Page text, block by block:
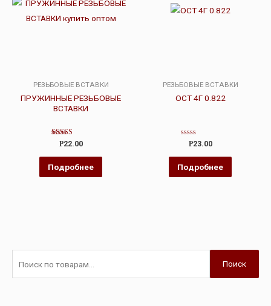
РЕЗЬБОВЫЕ ВСТАВКИ
ПРУЖИННЫЕ РЕЗЬБОВЫЕ
ВСТАВКИ
Оценка
из 5
Р22.00
Подробнее
РЕЗЬБОВЫЕ ВСТАВКИ
ОСТ 4Г 0.822
Оценка
из
Р23.00
Подробнее
Поиск